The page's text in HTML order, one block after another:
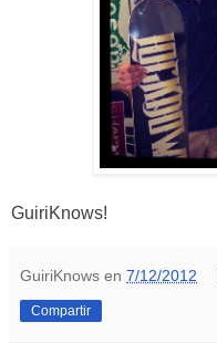
GuiriKnows!
GuiriKnows en 7/12/2012
Compartir